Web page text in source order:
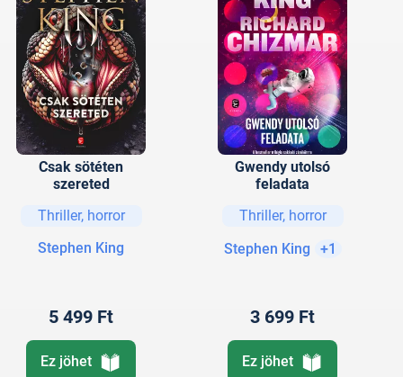
Csak sötéten
szereted
Thriller, horror
Stephen King
5 499 Ft
Ez jöhet
Gwendy utolsó
feladata
Thriller, horror
Stephen King
+1
3 699 Ft
Ez jöhet